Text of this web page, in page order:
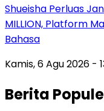
Shueisha Perluas
MILLION, Platform
Bahasa
Kamis, 6 Agu 2026 -
Berita